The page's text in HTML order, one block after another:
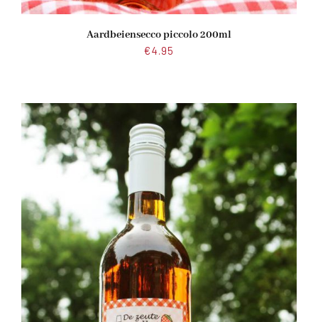
Aardbeiensecco piccolo 200ml
€4.95